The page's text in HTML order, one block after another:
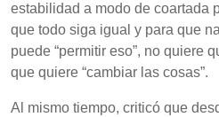
estabilidad a modo de coartada
que todo siga igual y para que
puede “permitir eso”, no quiere
que quiere “cambiar las cosas”.
Al mismo tiempo, criticó que